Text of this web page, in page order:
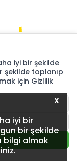
X
iyi bir
bir şekilde
bilgi almak
iyi bir şekilde
şekilde toplanıp
için Gizlilik